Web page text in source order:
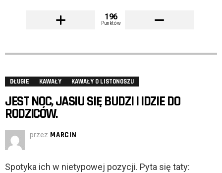
196
Punktów
DŁUGIE KAWAŁY KAWAŁY O LISTONOSZU
JEST NOC, JASIU SIĘ BUDZI I IDZIE DO
RODZICÓW.
przez MARCIN
Spotyka ich w nietypowej pozycji. Pyta się taty: